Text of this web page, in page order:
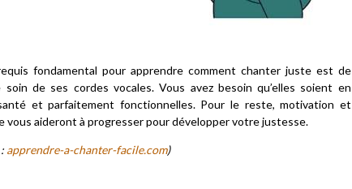
fondamental pour apprendre comment chanter juste est de
soin de ses cordes vocales. Vous avez besoin qu’elles soient en
et parfaitement fonctionnelles. Pour le reste, motivation et
vous aideront à progresser pour développer votre justesse.
apprendre-a-chanter-facile.com)